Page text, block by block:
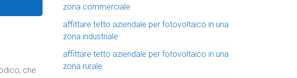
che
zona commerciale
affittare tetto aziendale per fotovoltaico in una
zona industriale
affittare tetto aziendale per fotovoltaico in una
zona rurale